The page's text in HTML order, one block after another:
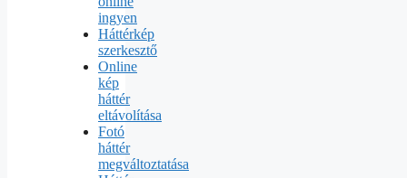
ingyen
Háttérkép
szerkesztő
Online
kép
háttér
eltávolítása
Fotó
háttér
megváltoztatása